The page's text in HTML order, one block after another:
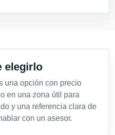
elegirlo
una opción con precio
en una zona útil para
y una referencia clara de
con un asesor.